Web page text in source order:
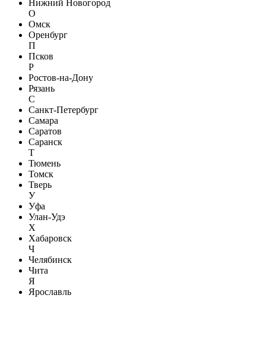
Нижний Новогород
О
Омск
Оренбург
П
Псков
Р
Ростов-на-Дону
Рязань
С
Санкт-Петербург
Самара
Саратов
Саранск
Т
Тюмень
Томск
Тверь
У
Уфа
Улан-Удэ
Х
Хабаровск
Ч
Челябинск
Чита
Я
Ярославль